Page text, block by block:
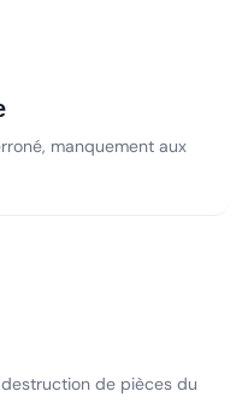
manquement aux
de pièces du